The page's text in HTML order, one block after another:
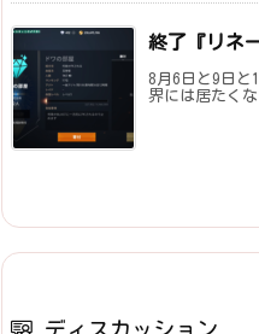
終了『リネー
8月6日と9日と
界には居たく
ディスカッション